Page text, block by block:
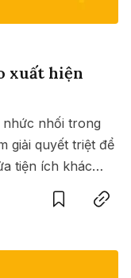
xuất hiện
nhối trong
giải quyết triệt để
tiện ích khác
Web3.
SaveCopy link